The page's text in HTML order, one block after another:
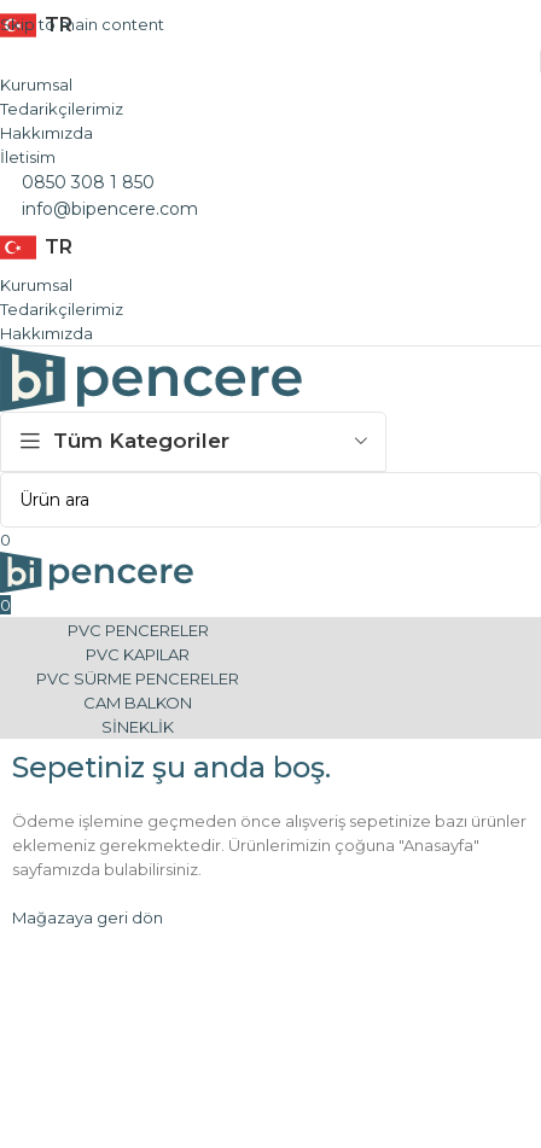
Skip to main content
TR
Kurumsal
Tedarikçilerimiz
Hakkımızda
İletisim
0850 308 1 850
info@bipencere.com
TR
Kurumsal
Tedarikçilerimiz
Hakkımızda
Tüm Kategoriler
0
0
PVC PENCERELER
PVC KAPILAR
PVC SÜRME PENCERELER
CAM BALKON
SİNEKLİK
Sepetiniz şu anda boş.
Ödeme işlemine geçmeden önce alışveriş sepetinize bazı ürünler
eklemeniz gerekmektedir. Ürünlerimizin çoğuna "Anasayfa"
sayfamızda bulabilirsiniz.
Mağazaya geri dön